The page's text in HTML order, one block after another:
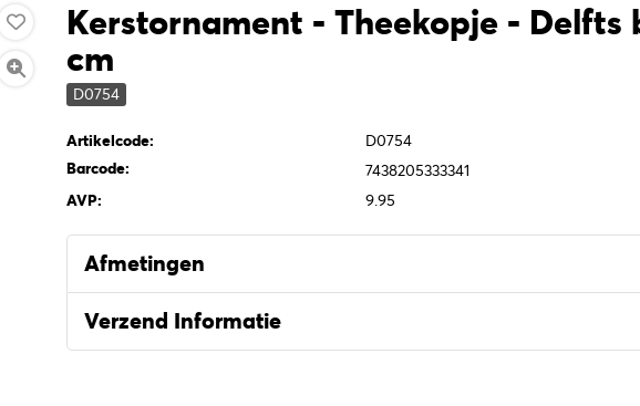
Kerstornament - Theekopje - Delfts
cm
D0754
Artikelcode:
D0754
Barcode:
7438205333341
AVP:
9.95
Afmetingen
Verzend Informatie